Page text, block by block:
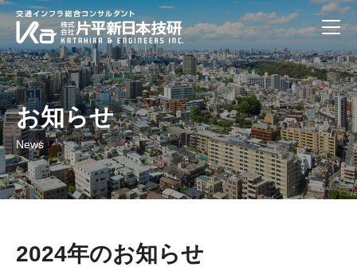
お知らせ
News
2024年のお知らせ